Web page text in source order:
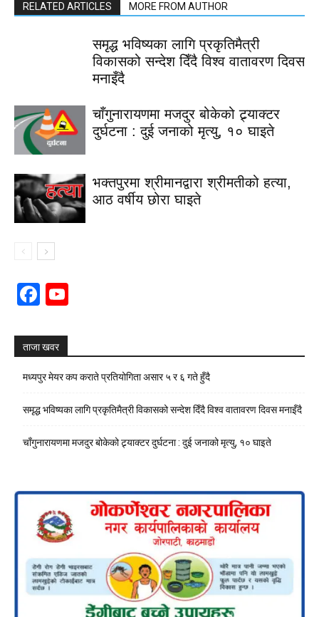
RELATED ARTICLES MORE FROM AUTHOR
समृद्ध भविष्यका लागि प्रकृतिमैत्री
विकासको सन्देश दिँदै विश्व वातावरण दिवस
मनाइँदै
चाँगुनारायणमा मजदुर बोकेको ट्र्याक्टर
दुर्घटना : दुई जनाको मृत्यु, १० घाइते
भक्तपुरमा श्रीमानद्वारा श्रीमतीको हत्या,
आठ वर्षीय छोरा घाइते
Facebook
ताजा खवर
मध्यपुर मेयर कप कराते प्रतियोगिता असार ५ र ६ गते हुँदै
समृद्ध भविष्यका लागि प्रकृतिमैत्री विकासको सन्देश दिँदै विश्व वातावरण दिवस मनाइँदै
चाँगुनारायणमा मजदुर बोकेको ट्र्याक्टर दुर्घटना : दुई जनाको मृत्यु, १० घाइते